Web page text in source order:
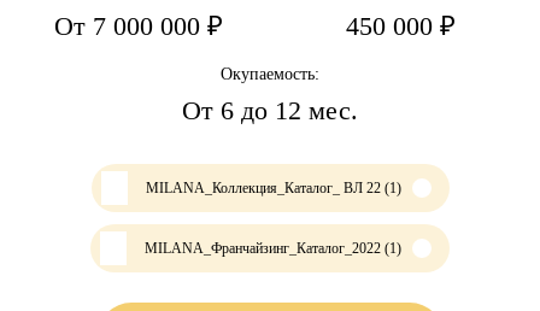
От 7 000 000 ₽ 450 000 ₽
Окупаемость:
От 6 до 12 мес.
MILANA_Коллекция_Каталог_ ВЛ 22 (1)
MILANA_Франчайзинг_Каталог_2022 (1)